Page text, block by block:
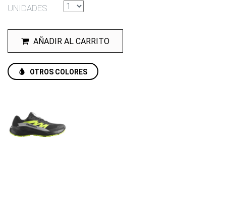
UNIDADES
AÑADIR AL CARRITO
OTROS COLORES